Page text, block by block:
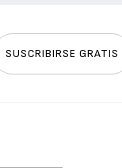
SUSCRIBIRSE GRATIS